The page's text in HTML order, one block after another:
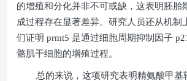
的增殖和分化并非不可或缺，这表明胚胎
成过程存在显著差异。研究人员还从机制
们证明 prmt5 是通过细胞周期抑制因子
骼肌干细胞的增殖过程。
总的来说，这项研究表明精氨酸甲基